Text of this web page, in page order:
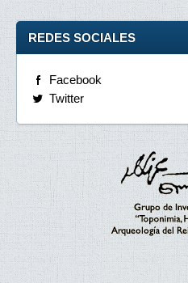
REDES SOCIALES
Facebook
Twitter